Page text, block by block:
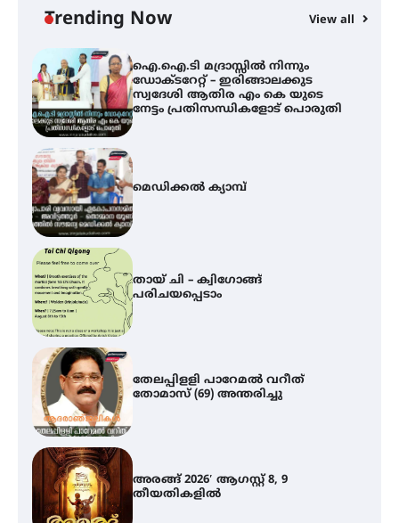
Trending Now View all
നേട്ടം പ്രതിസന്ധികളോട് പൊരുതി
മെഡിക്കൽ ക്യാമ്പ്
തായ് ചി – ക്വിഗോങ്ങ്
പരിചയപ്പെടാം
തേലപ്പിളളി പാറേമൽ വറീത്
തോമാസ് (69) അന്തരിച്ചു
അരങ്ങ് 2026′ ആഗസ്റ്റ് 8, 9
തീയതികളിൽ
ഇടത്തരം മഴയ്ക്കും കാറ്റിനും
സാധ്യത ഇരിങ്ങാലക്കുടയിൽ 4.4
മില്ലി മീറ്റർ മഴ ലഭിച്ചു